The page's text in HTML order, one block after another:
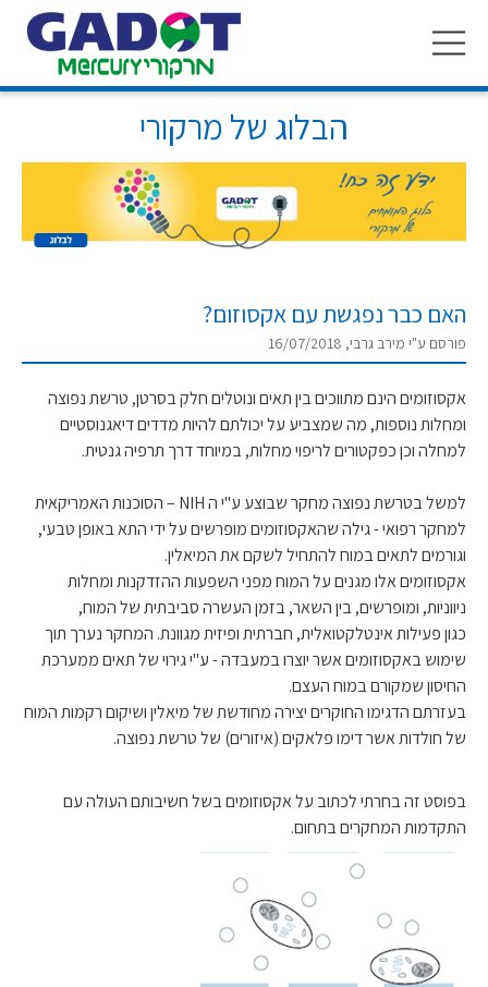
Toggle
navigation
הבלוג של מרקורי
האם כבר נפגשת עם אקסוזום?
פורסם ע"י מירב גרבי, 16/07/2018
אקסוזומים הינם מתווכים בין תאים ונוטלים חלק בסרטן, טרשת נפוצה
ומחלות נוספות, מה שמצביע על יכולתם להיות מדדים דיאגנוסטיים
למחלה וכן כפקטורים לריפוי מחלות, במיוחד דרך תרפיה גנטית.
למשל בטרשת נפוצה מחקר שבוצע ע"י ה NIH – הסוכנות האמריקאית
למחקר רפואי - גילה שהאקסוזומים מופרשים על ידי התא באופן טבעי,
וגורמים לתאים במוח להתחיל לשקם את המיאלין.
אקסוזומים אלו מגנים על המוח מפני השפעות ההזדקנות ומחלות
ניווניות, ומופרשים, בין השאר, בזמן העשרה סביבתית של המוח,
כגון פעילות אינטלקטואלית, חברתית ופיזית מגוונת. המחקר נערך תוך
שימוש באקסוזומים אשר יוצרו במעבדה - ע"י גירוי של תאים ממערכת
החיסון שמקורם במוח העצם.
בעזרתם הדגימו החוקרים יצירה מחודשת של מיאלין ושיקום רקמות המוח
של חולדות אשר דימו פלאקים (איזורים) של טרשת נפוצה.
בפוסט זה בחרתי לכתוב על אקסוזומים בשל חשיבותם העולה עם
התקדמות המחקרים בתחום.